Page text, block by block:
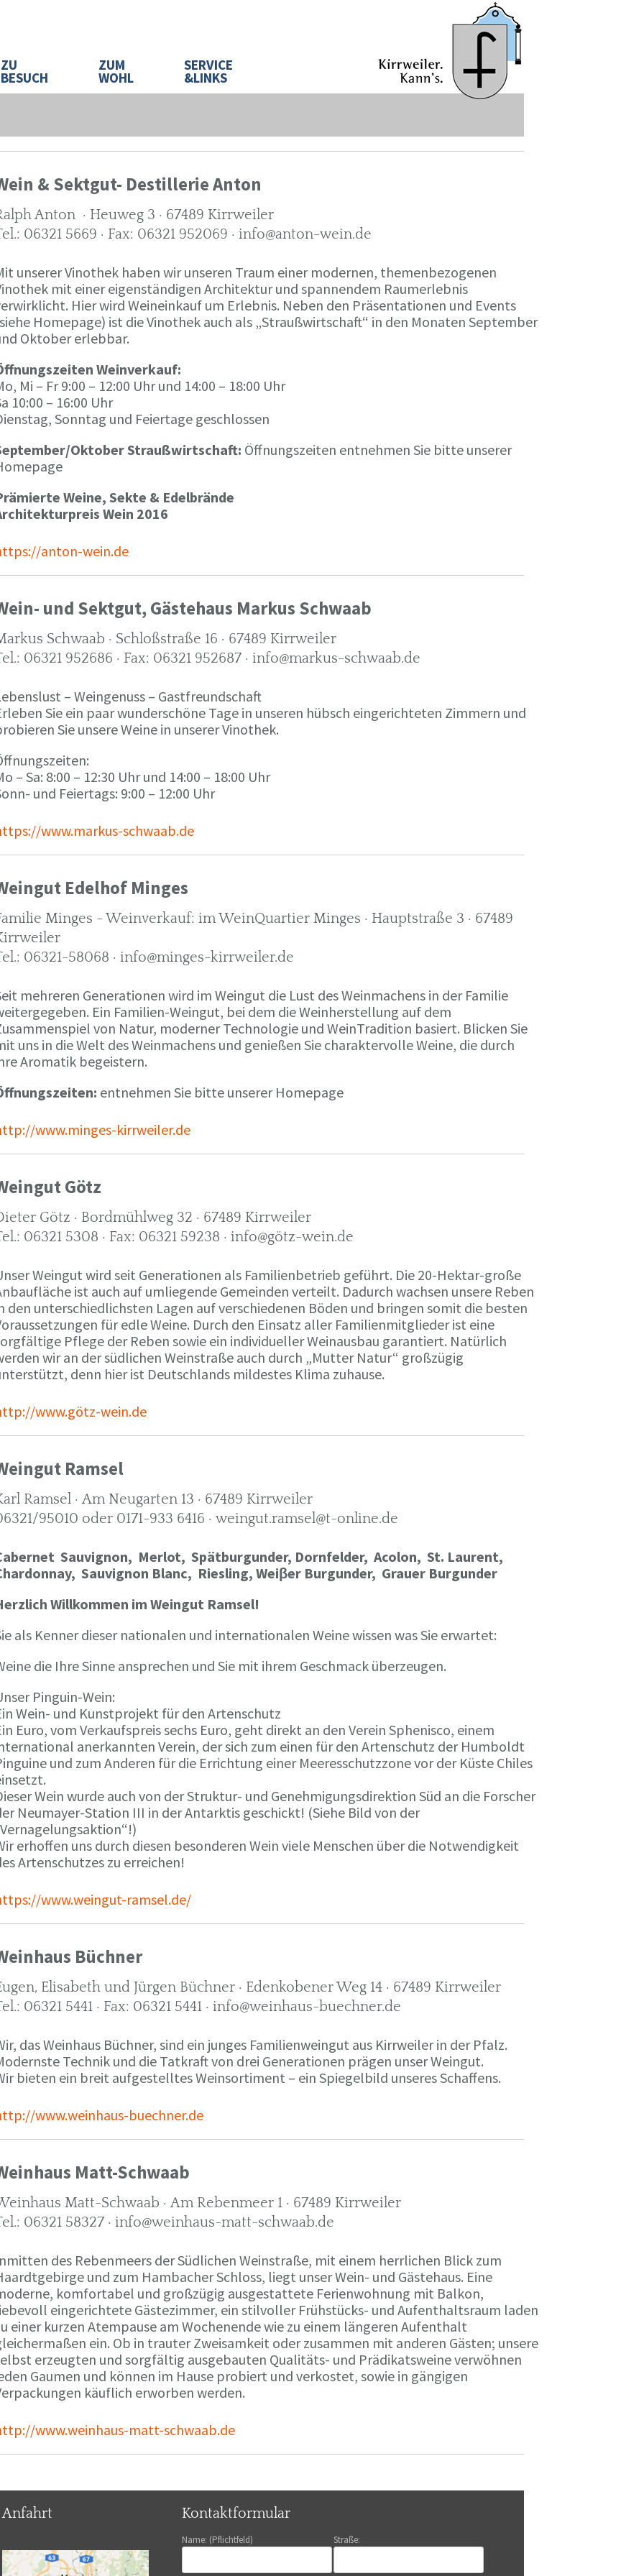
ZU
BESUCH
ZUM
WOHL
SERVICE
&LINKS
& Sektgut- Destillerie Anton
Anton · Heuweg 3 · 67489 Kirrweiler
06321 5669 · Fax: 06321 952069 · info@anton-wein.de
unserer Vinothek haben wir unseren Traum einer modernen, themenbezogenen
mit einer eigenständigen Architektur und spannendem Raumerlebnis
Hier wird Weineinkauf um Erlebnis. Neben den Präsentationen und Events
Homepage) ist die Vinothek auch als „Straußwirtschaft“ in den Monaten September
Oktober erlebbar.
Weinverkauf:
Mi – Fr 9:00 – 12:00 Uhr und 14:00 – 18:00 Uhr
10:00 – 16:00 Uhr
Sonntag und Feiertage geschlossen
Oktober Straußwirtschaft: Öffnungszeiten entnehmen Sie bitte unserer
Weine, Sekte & Edelbrände
Wein 2016
anton-wein.de
und Sektgut, Gästehaus Markus Schwaab
Schwaab · Schloßstraße 16 · 67489 Kirrweiler
06321 952686 · Fax: 06321 952687 · info@markus-schwaab.de
– Weingenuss – Gastfreundschaft
Sie ein paar wunderschöne Tage in unseren hübsch eingerichteten Zimmern und
Sie unsere Weine in unserer Vinothek.
– Sa: 8:00 – 12:30 Uhr und 14:00 – 18:00 Uhr
und Feiertags: 9:00 – 12:00 Uhr
www.markus-schwaab.de
Edelhof Minges
Minges - Weinverkauf: im WeinQuartier Minges · Hauptstraße 3 · 67489
06321-58068 · info@minges-kirrweiler.de
mehreren Generationen wird im Weingut die Lust des Weinmachens in der Familie
Ein Familien-Weingut, bei dem die Weinherstellung auf dem
von Natur, moderner Technologie und WeinTradition basiert. Blicken Sie
uns in die Welt des Weinmachens und genießen Sie charaktervolle Weine, die durch
Aromatik begeistern.
entnehmen Sie bitte unserer Homepage
www.minges-kirrweiler.de
Götz
Götz · Bordmühlweg 32 · 67489 Kirrweiler
06321 5308 · Fax: 06321 59238 · info@götz-wein.de
Weingut wird seit Generationen als Familienbetrieb geführt. Die 20-Hektar-große
ist auch auf umliegende Gemeinden verteilt. Dadurch wachsen unsere Reben
den unterschiedlichsten Lagen auf verschiedenen Böden und bringen somit die besten
für edle Weine. Durch den Einsatz aller Familienmitglieder ist eine
Pflege der Reben sowie ein individueller Weinausbau garantiert. Natürlich
wir an der südlichen Weinstraße auch durch „Mutter Natur“ großzügig
denn hier ist Deutschlands mildestes Klima zuhause.
www.götz-wein.de
Ramsel
Ramsel · Am Neugarten 13 · 67489 Kirrweiler
95010 oder 0171-933 6416 · weingut.ramsel@t-online.de
Sauvignon, Merlot, Spätburgunder, Dornfelder, Acolon, St. Laurent,
Sauvignon Blanc, Riesling, Weiβer Burgunder, Grauer Burgunder
Willkommen im Weingut Ramsel!
als Kenner dieser nationalen und internationalen Weine wissen was Sie erwartet:
die Ihre Sinne ansprechen und Sie mit ihrem Geschmack überzeugen.
Pinguin-Wein:
Wein- und Kunstprojekt für den Artenschutz
Euro, vom Verkaufspreis sechs Euro, geht direkt an den Verein Sphenisco, einem
anerkannten Verein, der sich zum einen für den Artenschutz der Humboldt
und zum Anderen für die Errichtung einer Meeresschutzzone vor der Küste Chiles
Wein wurde auch von der Struktur- und Genehmigungsdirektion Süd an die Forscher
Neumayer-Station III in der Antarktis geschickt! (Siehe Bild von der
erhoffen uns durch diesen besonderen Wein viele Menschen über die Notwendigkeit
Artenschutzes zu erreichen!
www.weingut-ramsel.de/
Büchner
Elisabeth und Jürgen Büchner · Edenkobener Weg 14 · 67489 Kirrweiler
06321 5441 · Fax: 06321 5441 · info@weinhaus-buechner.de
das Weinhaus Büchner, sind ein junges Familienweingut aus Kirrweiler in der Pfalz.
Technik und die Tatkraft von drei Generationen prägen unser Weingut.
bieten ein breit aufgestelltes Weinsortiment – ein Spiegelbild unseres Schaffens.
www.weinhaus-buechner.de
Matt-Schwaab
Matt-Schwaab · Am Rebenmeer 1 · 67489 Kirrweiler
06321 58327 · info@weinhaus-matt-schwaab.de
des Rebenmeers der Südlichen Weinstraße, mit einem herrlichen Blick zum
und zum Hambacher Schloss, liegt unser Wein- und Gästehaus. Eine
komfortabel und großzügig ausgestattete Ferienwohnung mit Balkon,
eingerichtete Gästezimmer, ein stilvoller Frühstücks- und Aufenthaltsraum laden
einer kurzen Atempause am Wochenende wie zu einem längeren Aufenthalt
ein. Ob in trauter Zweisamkeit oder zusammen mit anderen Gästen; unsere
erzeugten und sorgfältig ausgebauten Qualitäts- und Prädikatsweine verwöhnen
Gaumen und können im Hause probiert und verkostet, sowie in gängigen
käuflich erworben werden.
www.weinhaus-matt-schwaab.de
Anfahrt Kontaktformular
Name: (Pflichtfeld) Straße: